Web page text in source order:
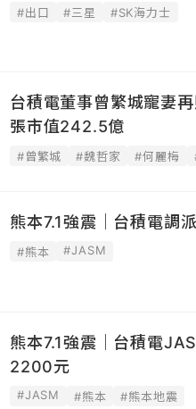
#出口 #三星 #SK海力士
台積電董事曾繁城寵妻
張市值242.5億
#曾繁城 #魏哲家 #何麗梅
熊本7.1強震｜台積電
#熊本 #JASM
熊本7.1強震｜台積電
2200元
#JASM #熊本 #熊本地震